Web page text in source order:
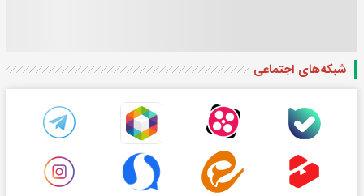
شبکه‌های اجتماعی